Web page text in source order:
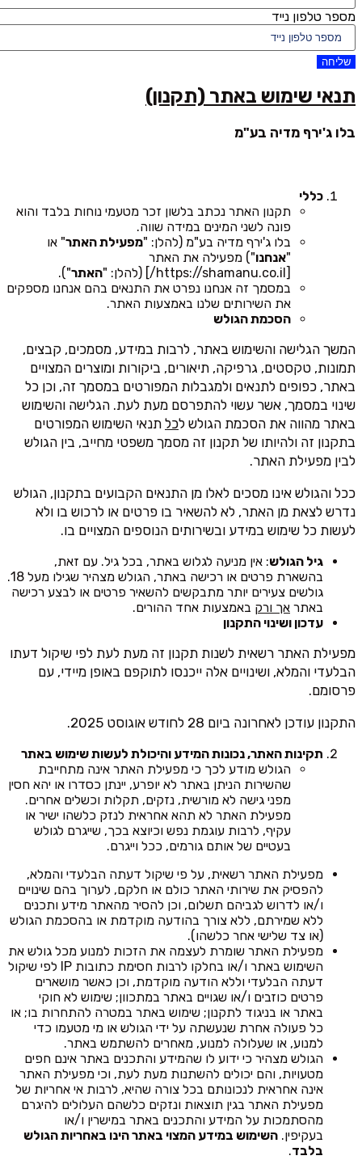
מספר טלפון נייד
שליחה
תנאי שימוש באתר (תקנון)
בלו ג'ירף מדיה בע"מ
כללי
תקנון האתר נכתב בלשון זכר מטעמי נוחות בלבד והוא
פונה לשני המינים במידה שווה.
בלו ג'ירף מדיה בע"מ (להלן: "מפעילת האתר" או
"אנחנו") מפעילה את האתר
[https://shamanu.co.il/] (להלן: "
האתר").
במסמך זה אנחנו נפרט את התנאים בהם אנחנו מספקים
את השירותים שלנו באמצעות האתר.
הסכמת הגולש
המשך הגלישה והשימוש באתר, לרבות במידע, מסמכים, קבצים,
תמונות, טקסטים, גרפיקה, תיאורים, ביקורות ומוצרים המצויים
באתר, כפופים לתנאים ולמגבלות המפורטים במסמך זה, וכן כל
שינוי במסמך, אשר עשוי להתפרסם מעת לעת. הגלישה והשימוש
באתר מהווה את הסכמת הגולש לכל תנאי השימוש המפורטים
בתקנון זה ולהיותו של תקנון זה מסמך משפטי מחייב, בין הגולש
לבין מפעילת האתר.
ככל והגולש אינו מסכים לאלו מן התנאים הקבועים בתקנון, הגולש
נדרש לצאת מן האתר, לא להשאיר בו פרטים או לרכוש בו ולא
לעשות כל שימוש במידע ובשירותים הנוספים המצויים בו.
גיל הגולש: אין מניעה לגלוש באתר, בכל גיל. עם זאת,
בהשארת פרטים או רכישה באתר, הגולש מצהיר שגילו מעל 18.
גולשים צעירים יותר מתבקשים להשאיר פרטים או לבצע רכישה
באתר אך ורק באמצעות אחד ההורים.
עדכון ושינוי התקנון
מפעילת האתר רשאית לשנות תקנון זה מעת לעת לפי שיקול דעתו
הבלעדי והמלא, ושינויים אלה ייכנסו לתוקפם באופן מיידי, עם
פרסומם.
התקנון עודכן לאחרונה ביום 28 לחודש אוגוסט 2025.
תקינות האתר, נכונות המידע והיכולת לעשות שימוש באתר
הגולש מודע לכך כי מפעילת האתר אינה מתחייבת
שהשירות הניתן באתר לא יופרע, יינתן כסדרו או יהא חסין
מפני גישה לא מורשית, נזקים, תקלות וכשלים אחרים.
מפעילת האתר לא תהא אחראית לנזק כלשהו ישיר או
עקיף, לרבות עוגמת נפש וכיוצא בכך, שייגרם לגולש
בעטיים של אותם גורמים, ככל וייגרם.
מפעילת האתר רשאית, על פי שיקול דעתה הבלעדי והמלא,
להפסיק את שירותי האתר כולם או חלקם, לערוך בהם שינויים
ו/או לדרוש לגביהם תשלום, וכן להסיר מהאתר מידע ותכנים
ללא שמירתם, ללא צורך בהודעה מוקדמת או בהסכמת הגולש
(או צד שלישי אחר כלשהו).
מפעילת האתר שומרת לעצמה את הזכות למנוע מכל גולש את
השימוש באתר ו/או בחלקו לרבות חסימת כתובות IP לפי שיקול
דעתה הבלעדי וללא הודעה מוקדמת, וכן כאשר מושארים
פרטים כוזבים ו/או שגויים באתר במתכוון; שימוש לא חוקי
באתר או בניגוד לתקנון; שימוש באתר במטרה להתחרות בו; או
כל פעולה אחרת שנעשתה על ידי הגולש או מי מטעמו כדי
למנוע, או שעלולה למנוע, מאחרים להשתמש באתר.
הגולש מצהיר כי ידוע לו שהמידע והתכנים באתר אינם חפים
מטעויות, והם יכולים להשתנות מעת לעת, וכי מפעילת האתר
אינה אחראית לנכונותם בכל צורה שהיא, לרבות אי אחריות של
מפעילת האתר בגין תוצאות ונזקים כלשהם העלולים להיגרם
מהסתמכות על המידע והתכנים באתר במישרין ו/או
בעקיפין. השימוש במידע המצוי באתר הינו באחריות הגולש
בלבד.